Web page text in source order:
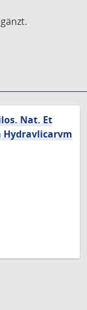
Nat. Et
Hydravlicarvm